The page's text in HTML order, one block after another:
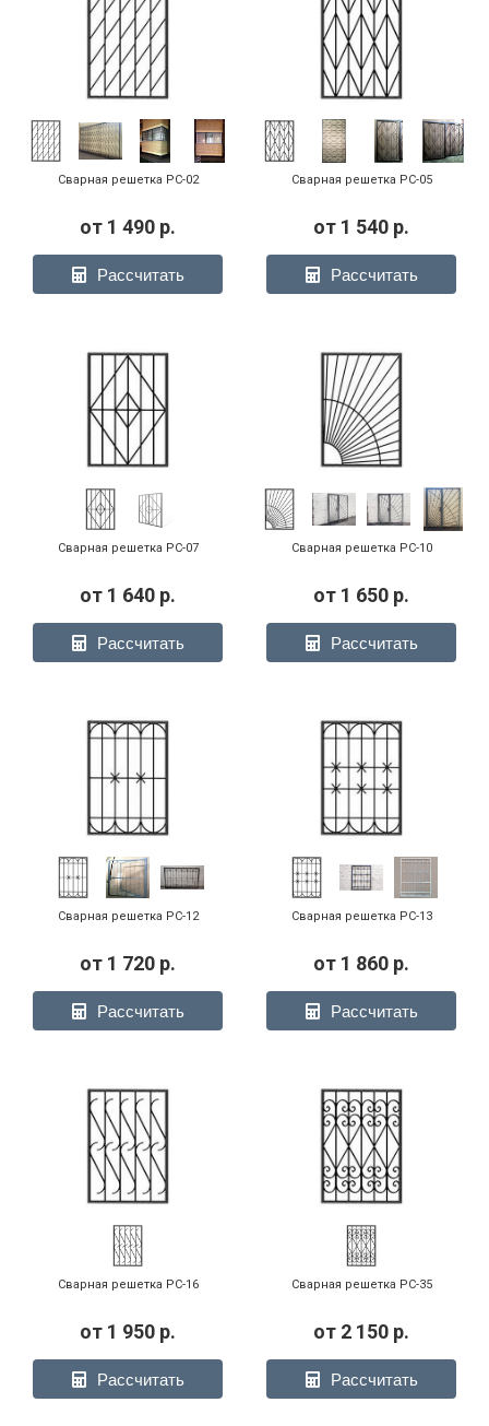
Сварная решетка РС-02
от 1 490 р.
Рассчитать
Сварная решетка РС-05
от 1 540 р.
Рассчитать
Сварная решетка РС-07
от 1 640 р.
Рассчитать
Сварная решетка РС-10
от 1 650 р.
Рассчитать
Сварная решетка РС-12
от 1 720 р.
Рассчитать
Сварная решетка РС-13
от 1 860 р.
Рассчитать
Сварная решетка РС-16
от 1 950 р.
Рассчитать
Сварная решетка РС-35
от 2 150 р.
Рассчитать